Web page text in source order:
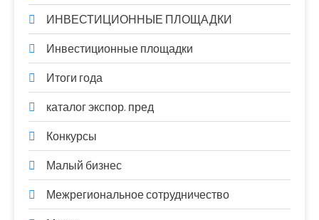
ИНВЕСТИЦИОННЫЕ ПЛОЩАДКИ
Инвестиционные площадки
Итоги года
каталог экспор. пред
Конкурсы
Малый бизнес
Межрегиональное сотрудничество